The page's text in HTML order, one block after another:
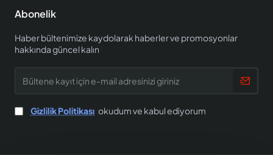
Abonelik
Haber bültenimize kaydolarak haberler ve promosyonlar
hakkında güncel kalın
kayıt
için
e-
mail
Gizlilik Politikası okudum ve kabul ediyorum